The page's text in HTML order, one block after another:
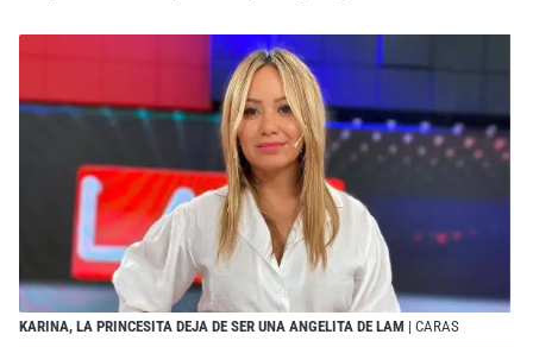
KARINA, LA PRINCESITA DEJA DE SER UNA ANGELITA DE LAM | CARAS